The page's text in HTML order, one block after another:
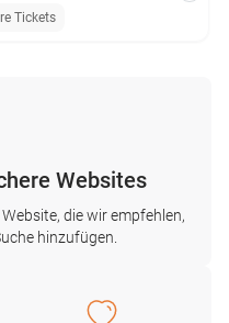
Tickets
Websites
die wir empfehlen,
hinzufügen.